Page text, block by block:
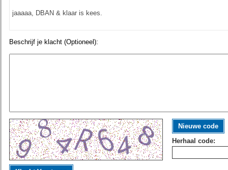
jaaaaa, DBAN & klaar is kees.
Beschrijf je klacht (Optioneel):
Nieuwe code
Herhaal code: